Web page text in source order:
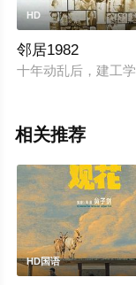
HD
邻居1982
十年动乱后，建工
相关推荐
HD国语